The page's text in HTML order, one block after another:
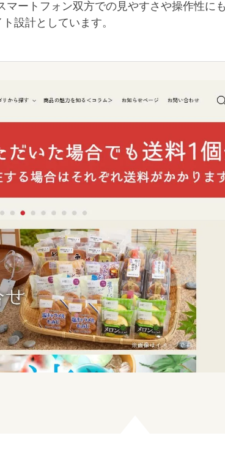
マートフォン双方での見やすさや操作性に
設計としています。